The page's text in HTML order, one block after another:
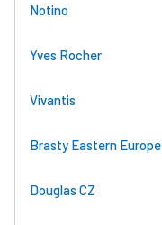
Notino
Yves Rocher
Vivantis
Brasty Eastern Europe
Douglas CZ